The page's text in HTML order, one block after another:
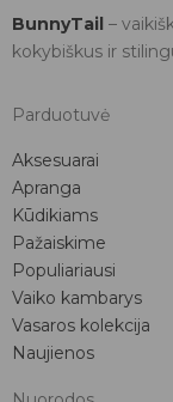
BunnyTail –
kokybiškus ir
Parduotuvė
Aksesuarai
Apranga
Kūdikiams
Pažaiskime
Populiariausi
Vaiko kambarys
Vasaros kolekcija
Naujienos